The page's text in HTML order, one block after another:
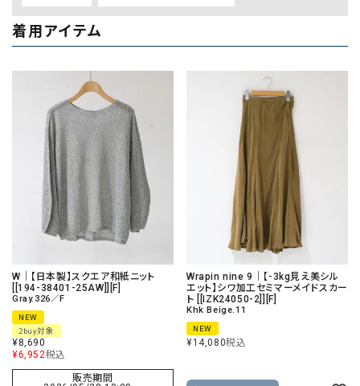
着用アイテム
W｜【日本製】スクエア和紙ニット
[[194-38401-25AW]][F]
Gray.326／F
NEW
2buy対象
¥8,690
¥6,952税込
販売期間
Wrapin nine 9｜【-3kg見え美シル
エット】シワ加工セミマーメイドスカー
ト [[IZK24050-2]][F]
Khk Beige.11
NEW
¥14,080税込